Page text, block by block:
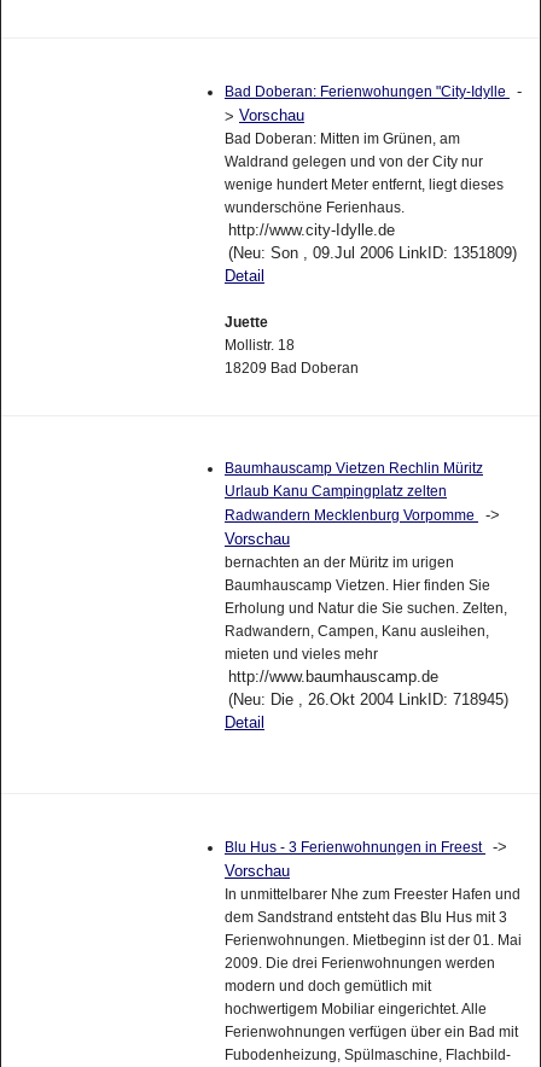
Bad Doberan: Ferienwohungen "City-Idylle -
> Vorschau
Bad Doberan: Mitten im Grünen, am
Waldrand gelegen und von der City nur
wenige hundert Meter entfernt, liegt dieses
wunderschöne Ferienhaus.
http://www.city-Idylle.de
(Neu: Son , 09.Jul 2006 LinkID: 1351809)
Detail
Juette
Mollistr. 18
18209 Bad Doberan
Baumhauscamp Vietzen Rechlin Müritz
Urlaub Kanu Campingplatz zelten
Radwandern Mecklenburg Vorpomme
->
Vorschau
bernachten an der Müritz im urigen
Baumhauscamp Vietzen. Hier finden Sie
Erholung und Natur die Sie suchen. Zelten,
Radwandern, Campen, Kanu ausleihen,
mieten und vieles mehr
http://www.baumhauscamp.de
(Neu: Die , 26.Okt 2004 LinkID: 718945)
Detail
Blu Hus - 3 Ferienwohnungen in Freest ->
Vorschau
In unmittelbarer Nhe zum Freester Hafen und
dem Sandstrand entsteht das Blu Hus mit 3
Ferienwohnungen. Mietbeginn ist der 01. Mai
2009. Die drei Ferienwohnungen werden
modern und doch gemütlich mit
hochwertigem Mobiliar eingerichtet. Alle
Ferienwohnungen verfügen über ein Bad mit
Fubodenheizung, Spülmaschine, Flachbild-